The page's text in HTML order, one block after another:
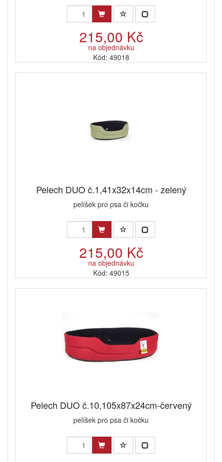
215,00 Kč
na objednávku
Kód: 49018
Pelech DUO č.1,41x32x14cm - zelený
pelíšek pro psa či kočku
215,00 Kč
na objednávku
Kód: 49015
Pelech DUO č.10,105x87x24cm-červený
pelíšek pro psa či kočku